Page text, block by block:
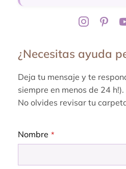
¿Necesitas ayuda
Deja tu mensaje y te
siempre en menos de 24 h!).
No olvides revisar tu
Nombre *